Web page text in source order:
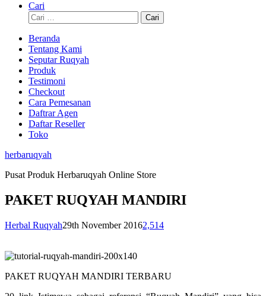
Cari
Cari
untuk:
Beranda
Tentang Kami
Seputar Ruqyah
Produk
Testimoni
Checkout
Cara Pemesanan
Daftrar Agen
Daftar Reseller
Toko
herbaruqyah
Pusat Produk Herbaruqyah Online Store
PAKET RUQYAH MANDIRI
Herbal Ruqyah29th November 20162,514
PAKET RUQYAH MANDIRI TERBARU